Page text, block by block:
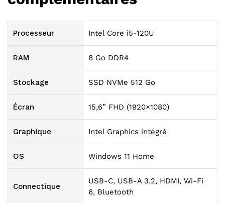
Processeur Intel Core i5-120U
RAM 8 Go DDR4
Stockage SSD NVMe 512 Go
Écran 15,6” FHD (1920×1080)
Graphique Intel Graphics intégré
OS Windows 11 Home
Connectique
USB-C, USB-A 3.2, HDMI, Wi-Fi
6, Bluetooth